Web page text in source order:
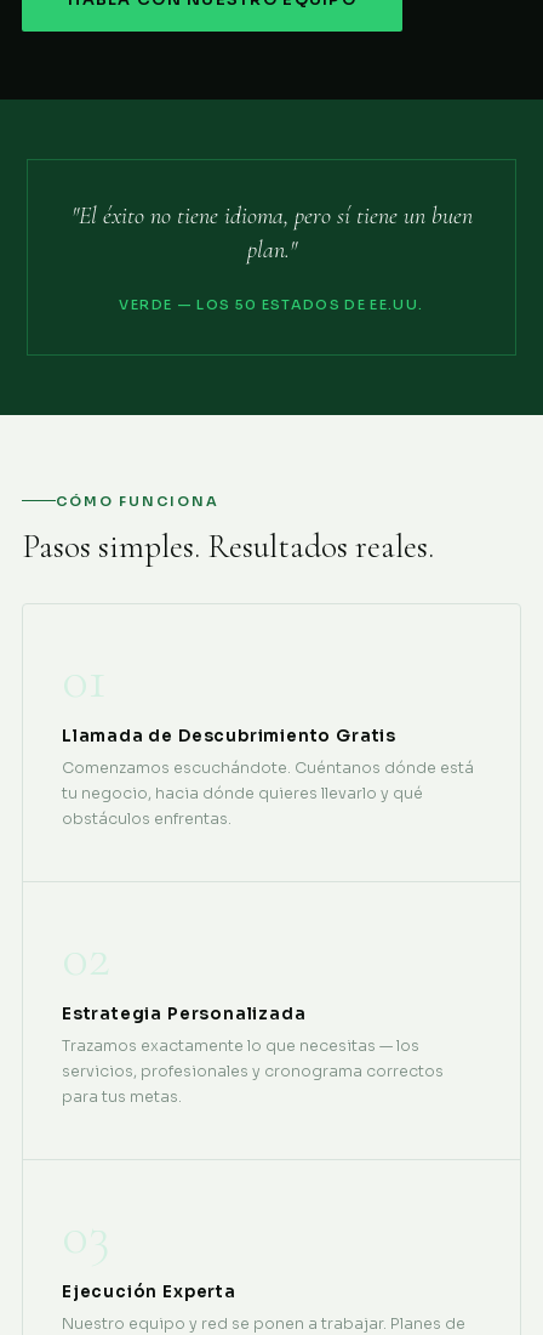
"El éxito no tiene idioma, pero sí tiene un buen
plan."
VERDE — LOS 50 ESTADOS DE EE.UU.
CÓMO FUNCIONA
Pasos simples. Resultados reales.
01
Llamada de Descubrimiento Gratis
Comenzamos escuchándote. Cuéntanos dónde está
tu negocio, hacia dónde quieres llevarlo y qué
obstáculos enfrentas.
02
Estrategia Personalizada
Trazamos exactamente lo que necesitas — los
servicios, profesionales y cronograma correctos
para tus metas.
03
Ejecución Experta
Nuestro equipo y red se ponen a trabajar. Planes de